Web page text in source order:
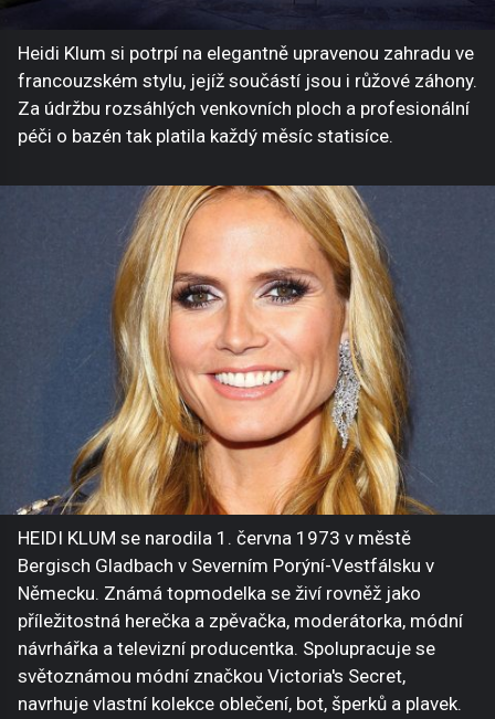
Heidi Klum si potrpí na elegantně upravenou zahradu ve
francouzském stylu, jejíž součástí jsou i růžové záhony.
Za údržbu rozsáhlých venkovních ploch a profesionální
péči o bazén tak platila každý měsíc statisíce.
HEIDI KLUM se narodila 1. června 1973 v městě
Bergisch Gladbach v Severním Porýní-Vestfálsku v
Německu. Známá topmodelka se živí rovněž jako
příležitostná herečka a zpěvačka, moderátorka, módní
návrhářka a televizní producentka. Spolupracuje se
světoznámou módní značkou Victoria's Secret,
navrhuje vlastní kolekce oblečení, bot, šperků a plavek.